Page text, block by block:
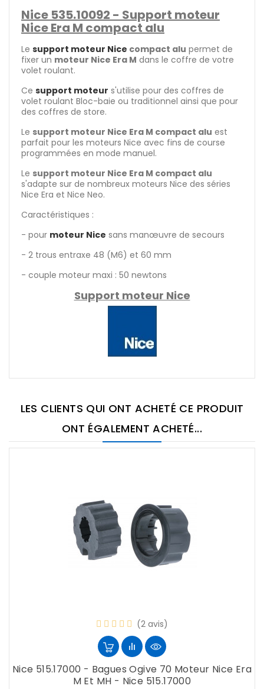
Nice 535.10092 - Support moteur
Nice Era M compact alu
Le support moteur Nice compact alu permet de
fixer un moteur Nice Era M dans le coffre de votre
volet roulant.
Ce support moteur s'utilise pour des coffres de
volet roulant Bloc-baie ou traditionnel ainsi que pour
des coffres de store.
Le support moteur Nice Era M compact alu est
parfait pour les moteurs Nice avec fins de course
programmées en mode manuel.
Le support moteur Nice Era M compact alu
s'adapte sur de nombreux moteurs Nice des séries
Nice Era et Nice Neo.
Caractéristiques :
- pour moteur Nice sans manœuvre de secours
- 2 trous entraxe 48 (M6) et 60 mm
- couple moteur maxi : 50 newtons
Support moteur Nice
LES CLIENTS QUI ONT ACHETÉ CE PRODUIT
ONT ÉGALEMENT ACHETÉ...
(2 avis)
Nice 515.17000 - Bagues Ogive 70 Moteur Nice Era
M Et MH - Nice 515.17000